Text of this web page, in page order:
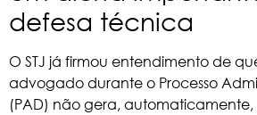
defesa técnica
O STJ já firmou entendimento de
advogado durante o Processo
(PAD) não gera, automaticamente,